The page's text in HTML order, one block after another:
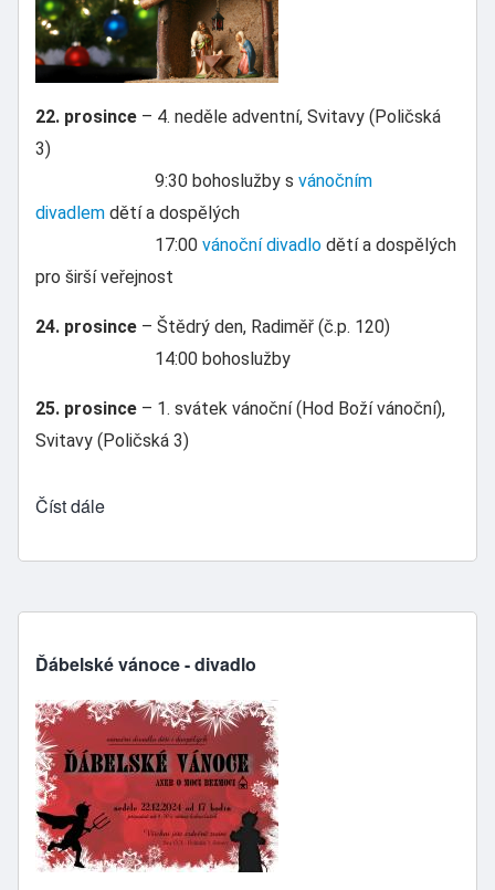
22. prosince – 4. neděle adventní, Svitavy (Poličská
3)
9:30 bohoslužby s vánočním
divadlem dětí a dospělých
17:00 vánoční divadlo dětí a dospělých
pro širší veřejnost
24. prosince – Štědrý den, Radiměř (č.p. 120)
14:00 bohoslužby
25. prosince – 1. svátek vánoční (Hod Boží vánoční),
Svitavy (Poličská 3)
Číst dále
Ďábelské vánoce - divadlo